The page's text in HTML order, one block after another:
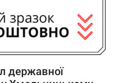
державної